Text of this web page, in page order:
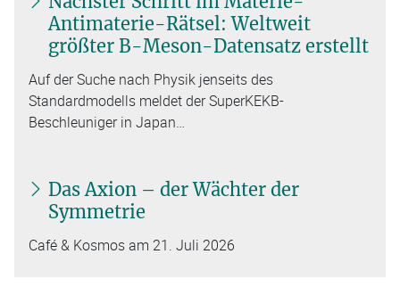
Antimaterie-Rätsel: Weltweit
größter B-Meson-Datensatz erstellt
Auf der Suche nach Physik jenseits des
Standardmodells meldet der SuperKEKB-
Beschleuniger in Japan…
Das Axion – der Wächter der
Symmetrie
Café & Kosmos am 21. Juli 2026